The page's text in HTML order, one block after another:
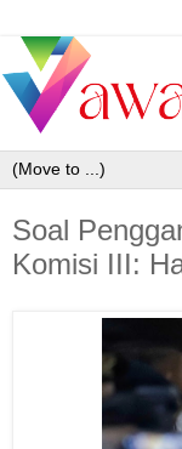
Soal
Komisi III: